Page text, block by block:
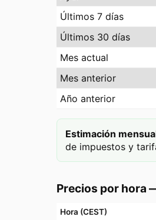
Últimos 7 días
Últimos 30 días
Mes actual
Mes anterior
Año anterior
Estimación
de impuestos y
Precios por hora
Hora (CEST)